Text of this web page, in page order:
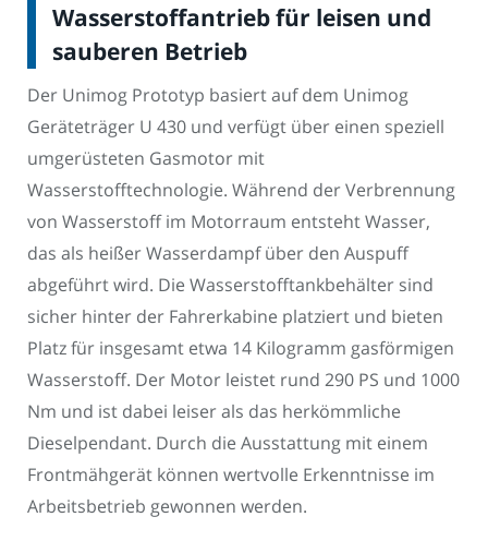
Wasserstoffantrieb für leisen und
sauberen Betrieb
Der Unimog Prototyp basiert auf dem Unimog
Geräteträger U 430 und verfügt über einen speziell
umgerüsteten Gasmotor mit
Wasserstofftechnologie. Während der Verbrennung
von Wasserstoff im Motorraum entsteht Wasser,
das als heißer Wasserdampf über den Auspuff
abgeführt wird. Die Wasserstofftankbehälter sind
sicher hinter der Fahrerkabine platziert und bieten
Platz für insgesamt etwa 14 Kilogramm gasförmigen
Wasserstoff. Der Motor leistet rund 290 PS und 1000
Nm und ist dabei leiser als das herkömmliche
Dieselpendant. Durch die Ausstattung mit einem
Frontmähgerät können wertvolle Erkenntnisse im
Arbeitsbetrieb gewonnen werden.